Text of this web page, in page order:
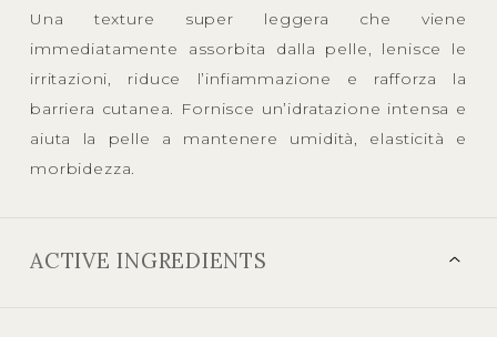
Una texture super leggera che viene
immediatamente assorbita dalla pelle, lenisce le
irritazioni, riduce l’infiammazione e rafforza la
barriera cutanea. Fornisce un’idratazione intensa e
aiuta la pelle a mantenere umidità, elasticità e
morbidezza.
ACTIVE INGREDIENTS